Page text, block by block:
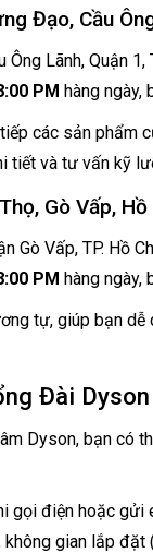
Đạo, Cầu
Lãnh, Quận 1,
PM hàng ngày,
các sản phẩm
tiết và tư vấn kỹ
Gò Vấp,
Gò Vấp, TP. Hồ
PM hàng ngày,
tự, giúp bạn
Đài Dyson
Dyson, bạn có
gọi điện hoặc gửi
gian lắp